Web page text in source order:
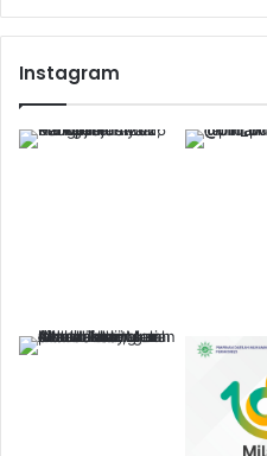
Instagram